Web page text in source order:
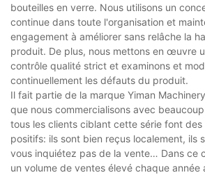
bouteilles en verre. Nous utilisons un
continue dans toute l'organisation et
engagement à améliorer sans relâche la
produit. De plus, nous mettons en œuvre
contrôle qualité strict et examinons et
continuellement les défauts du produit.
Il fait partie de la marque Yiman
que nous commercialisons avec
tous les clients ciblant cette série font des
positifs: ils sont bien reçus localement, ils
vous inquiétez pas de la vente… Dans ce
un volume de ventes élevé chaque année